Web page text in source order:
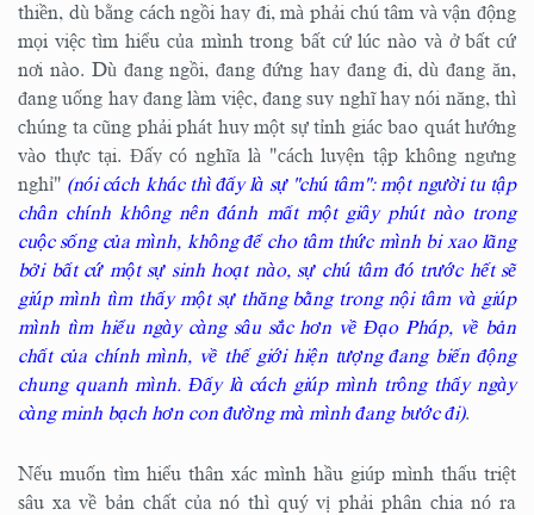
thiền, dù bằng cách ngồi hay đi, mà phải chú tâm và vận động
mọi việc tìm hiểu của mình trong bất cứ lúc nào và ở bất cứ
nơi nào. Dù đang ngồi, đang đứng hay đang đi, dù đang ăn,
đang uống hay đang làm việc, đang suy nghĩ hay nói năng, thì
chúng ta cũng phải phát huy một sự tỉnh giác bao quát hướng
vào thực tại. Đấy có nghĩa là "cách luyện tập không ngưng
nghỉ" (nói cách khác thì đấy là sự "chú tâm": một người tu tập
chân chính không nên đánh mất một giây phút nào trong
cuộc sống của mình, không để cho tâm thức mình bi xao lãng
bởi bất cứ một sự sinh hoạt nào, sự chú tâm đó trước hết sẽ
giúp mình tìm thấy một sự thăng bằng trong nội tâm và giúp
mình tìm hiểu ngày càng sâu sắc hơn về Đạo Pháp, về bản
chất của chính mình, về thế giới hiện tượng đang biến động
chung quanh mình. Đấy là cách giúp mình trông thấy ngày
càng minh bạch hơn con đường mà mình đang bước đi).
Nếu muốn tìm hiểu thân xác mình hầu giúp mình thấu triệt
sâu xa về bản chất của nó thì quý vị phải phân chia nó ra